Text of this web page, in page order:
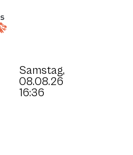
Samstag,
08.08.26
16:36